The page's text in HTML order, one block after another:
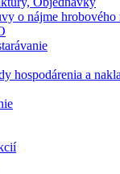
o nájme hrobového
hospodárenia a